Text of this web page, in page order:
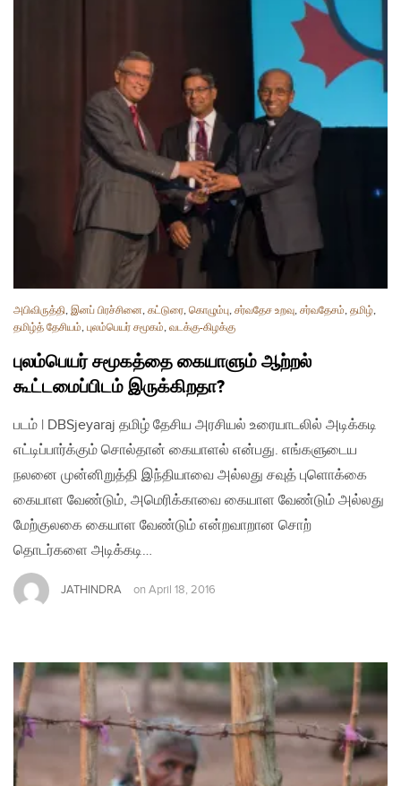
அபிவிருத்தி, இனப் பிரச்சினை, கட்டுரை, கொழும்பு, சர்வதேச உறவு, சர்வதேசம், தமிழ்,
தமிழ்த் தேசியம், புலம்பெயர் சமூகம், வடக்கு-கிழக்கு
புலம்பெயர் சமூகத்தை கையாளும் ஆற்றல்
கூட்டமைப்பிடம் இருக்கிறதா?
படம் | DBSjeyaraj தமிழ் தேசிய அரசியல் உரையாடலில் அடிக்கடி
எட்டிப்பார்க்கும் சொல்தான் கையாளல் என்பது. எங்களுடைய
நலனை முன்னிறுத்தி இந்தியாவை அல்லது சவுத் புளொக்கை
கையாள வேண்டும், அமெரிக்காவை கையாள வேண்டும் அல்லது
மேற்குலகை கையாள வேண்டும் என்றவாறான சொற்
தொடர்களை அடிக்கடி…
JATHINDRA on April 18, 2016